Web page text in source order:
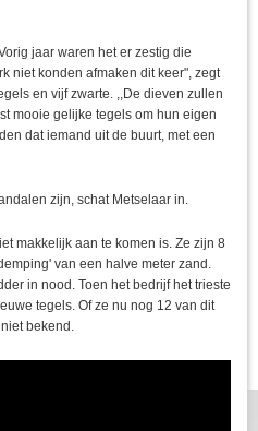
jaar waren het er zestig die
niet konden afmaken dit keer", zegt
en vijf zwarte. ,,De dieven zullen
mooie gelijke tegels om hun eigen
dat iemand uit de buurt, met een
zijn, schat Metselaar in.
makkelijk aan te komen is. Ze zijn 8
van een halve meter zand.
in nood. Toen het bedrijf het trieste
tegels. Of ze nu nog 12 van dit
bekend.